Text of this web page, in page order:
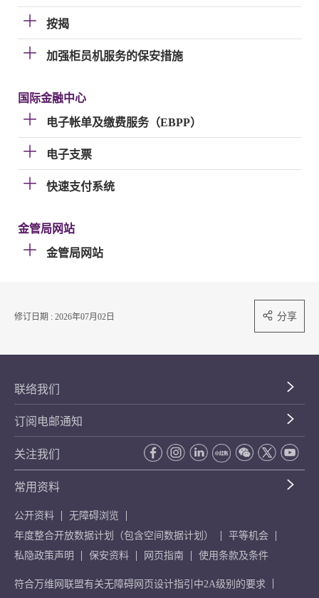
按揭
加强柜员机服务的保安措施
国际金融中心
电子帐单及缴费服务（EBPP）
电子支票
快速支付系统
金管局网站
金管局网站
修订日期 : 2026年07月02日 分享
联络我们
订阅电邮通知
关注我们
常用资料
公开资料
无障碍浏览
年度整合开放数据计划（包含空间数据计划）
平等机会
私隐政策声明
保安资料 网页指南 使用条款及条件
符合万维网联盟有关无障碍网页设计指引中2A级别的要求